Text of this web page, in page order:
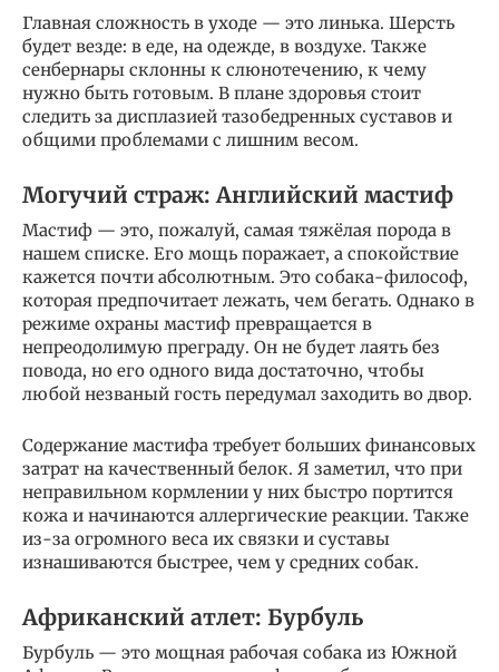
Главная сложность в уходе — это линька. Шерсть
будет везде: в еде, на одежде, в воздухе. Также
сенбернары склонны к слюнотечению, к чему
нужно быть готовым. В плане здоровья стоит
следить за дисплазией тазобедренных суставов и
общими проблемами с лишним весом.
Могучий страж: Английский мастиф
Мастиф — это, пожалуй, самая тяжёлая порода в
нашем списке. Его мощь поражает, а спокойствие
кажется почти абсолютным. Это собака-философ,
которая предпочитает лежать, чем бегать. Однако в
режиме охраны мастиф превращается в
непреодолимую преграду. Он не будет лаять без
повода, но его одного вида достаточно, чтобы
любой незваный гость передумал заходить во двор.
Содержание мастифа требует больших финансовых
затрат на качественный белок. Я заметил, что при
неправильном кормлении у них быстро портится
кожа и начинаются аллергические реакции. Также
из-за огромного веса их связки и суставы
изнашиваются быстрее, чем у средних собак.
Африканский атлет: Бурбуль
Бурбуль — это мощная рабочая собака из Южной